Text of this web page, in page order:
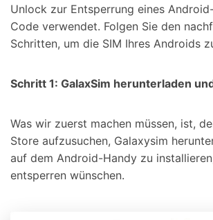
Unlock zur Entsperrung eines
Code verwendet. Folgen Sie den
Schritten, um die SIM Ihres Androids
Schritt 1: GalaxSim herunterladen
Was wir zuerst machen müssen, ist,
Store aufzusuchen, Galaxysim
auf dem Android-Handy zu
entsperren wünschen.